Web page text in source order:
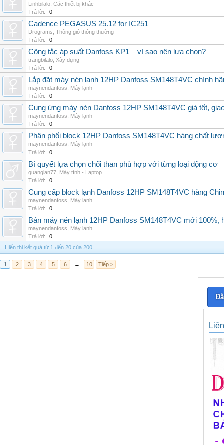
Linhbilalo Các thiết bị khác
Trả lời:
0
Cadence PEGASUS 25.12 for IC251
Drograms Thông gió thông thường
Trả lời:
0
Công tắc áp suất Danfoss KP1 – vì sao nên lựa chọn?
trangbilalo Xây dựng
Trả lời:
0
Lắp đặt máy nén lạnh 12HP Danfoss SM148T4VC chính
maynendanfoss
Máy lạnh
Trả lời:
0
Cung ứng máy nén Danfoss 12HP SM148T4VC giá tốt,
maynendanfoss
Máy lạnh
Trả lời:
0
Phân phối block 12HP Danfoss SM148T4VC hàng chất
maynendanfoss
Máy lạnh
Trả lời:
0
Bí quyết lựa chọn chổi than phù hợp với từng loại động cơ
quanglan77 Máy tính - Laptop
Trả lời:
0
Cung cấp block lạnh Danfoss 12HP SM148T4VC hàng
maynendanfoss
Máy lạnh
Trả lời:
0
Bán máy nén lạnh 12HP Danfoss SM148T4VC mới
maynendanfoss
Máy lạnh
Trả lời:
0
Hiển thị kết quả từ 1 đến 20 của 200
1 2 3 4 5 6 → 10 Tiếp >